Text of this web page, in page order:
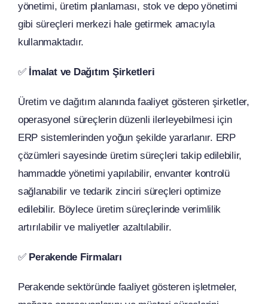
yönetimi, üretim planlaması, stok ve depo yönetimi
gibi süreçleri merkezi hale getirmek amacıyla
kullanmaktadır.
✅ İmalat ve Dağıtım Şirketleri
Üretim ve dağıtım alanında faaliyet gösteren şirketler,
operasyonel süreçlerin düzenli ilerleyebilmesi için
ERP sistemlerinden yoğun şekilde yararlanır. ERP
çözümleri sayesinde üretim süreçleri takip edilebilir,
hammadde yönetimi yapılabilir, envanter kontrolü
sağlanabilir ve tedarik zinciri süreçleri optimize
edilebilir. Böylece üretim süreçlerinde verimlilik
artırılabilir ve maliyetler azaltılabilir.
✅ Perakende Firmaları
Perakende sektöründe faaliyet gösteren işletmeler,